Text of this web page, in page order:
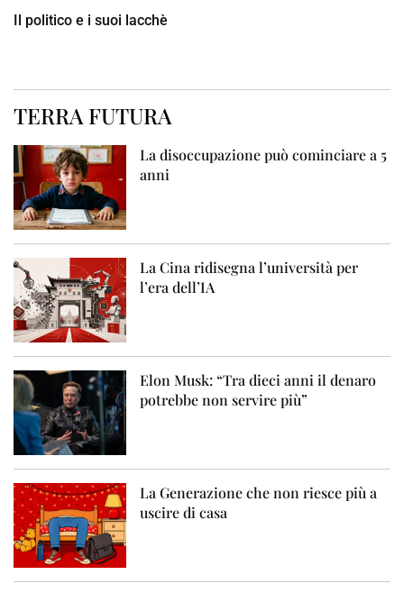
Il politico e i suoi lacchè
TERRA FUTURA
La disoccupazione può cominciare a 5
anni
La Cina ridisegna l’università per
l’era dell’IA
Elon Musk: “Tra dieci anni il denaro
potrebbe non servire più”
La Generazione che non riesce più a
uscire di casa